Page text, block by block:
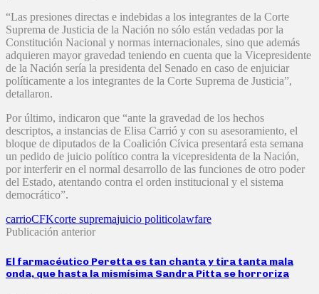
“Las presiones directas e indebidas a los integrantes de la Corte
Suprema de Justicia de la Nación no sólo están vedadas por la
Constitución Nacional y normas internacionales, sino que además
adquieren mayor gravedad teniendo en cuenta que la Vicepresidente
de la Nación sería la presidenta del Senado en caso de enjuiciar
políticamente a los integrantes de la Corte Suprema de Justicia”,
detallaron.
Por último, indicaron que “ante la gravedad de los hechos
descriptos, a instancias de Elisa Carrió y con su asesoramiento, el
bloque de diputados de la Coalición Cívica presentará esta semana
un pedido de juicio político contra la vicepresidenta de la Nación,
por interferir en el normal desarrollo de las funciones de otro poder
del Estado, atentando contra el orden institucional y el sistema
democrático”.
carrioCFKcorte supremajuicio politicolawfare
Publicación anterior
El farmacéutico Peretta es tan chanta y tira tanta mala
onda, que hasta la mismísima Sandra Pitta se horroriza